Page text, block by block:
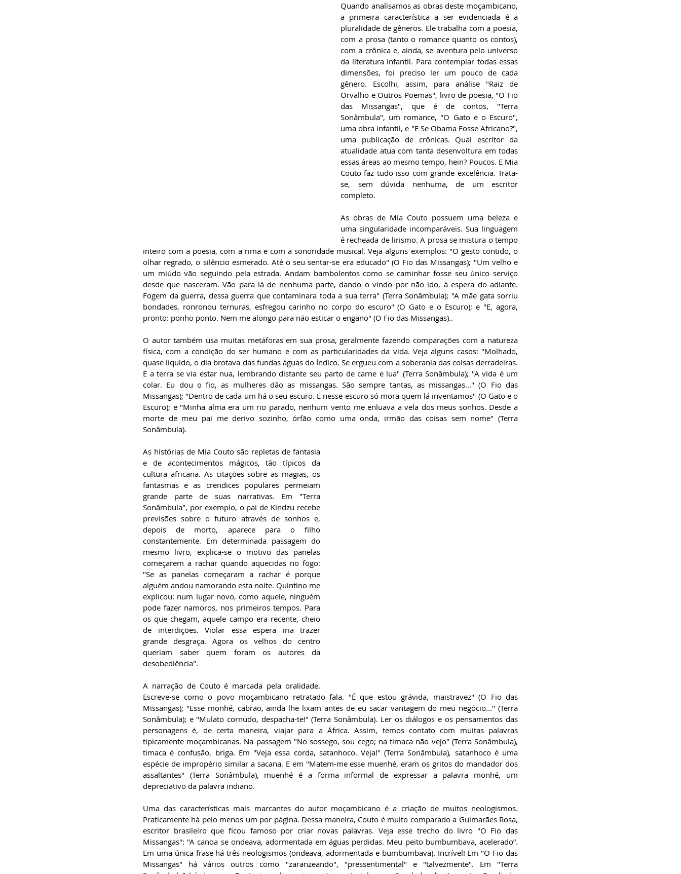
Quando analisamos as obras deste moçambicano,
a primeira característica a ser evidenciada é a
pluralidade de gêneros. Ele trabalha com a poesia,
com a prosa (tanto o romance quanto os contos),
com a crônica e, ainda, se aventura pelo universo
da literatura infantil. Para contemplar todas essas
dimensões, foi preciso ler um pouco de cada
gênero. Escolhi, assim, para análise "Raiz de
Orvalho e Outros Poemas", livro de poesia, "O Fio
das Missangas", que é de contos, "Terra
Sonâmbula", um romance, "O Gato e o Escuro",
uma obra infantil, e "E Se Obama Fosse Africano?",
uma publicação de crônicas. Qual escritor da
atualidade atua com tanta desenvoltura em todas
essas áreas ao mesmo tempo, hein? Poucos. E Mia
Couto faz tudo isso com grande excelência. Trata-
se, sem dúvida nenhuma, de um escritor
completo.
As obras de Mia Couto possuem uma beleza e
uma singularidade incomparáveis. Sua linguagem
é recheada de lirismo. A prosa se mistura o tempo
inteiro com a poesia, com a rima e com a sonoridade musical. Veja alguns exemplos: "O gesto contido, o
olhar regrado, o silêncio esmerado. Até o seu sentar-se era educado" (O Fio das Missangas); "Um velho e
um miúdo vão seguindo pela estrada. Andam bambolentos como se caminhar fosse seu único serviço
desde que nasceram. Vão para lá de nenhuma parte, dando o vindo por não ido, à espera do adiante.
Fogem da guerra, dessa guerra que contaminara toda a sua terra" (Terra Sonâmbula); "A mãe gata sorriu
bondades, ronronou ternuras, esfregou carinho no corpo do escuro" (O Gato e o Escuro); e "E, agora,
pronto: ponho ponto. Nem me alongo para não esticar o engano" (O Fio das Missangas)..
O autor também usa muitas metáforas em sua prosa, geralmente fazendo comparações com a natureza
física, com a condição do ser humano e com as particularidades da vida. Veja alguns casos: "Molhado,
quase líquido, o dia brotava das fundas águas do Índico. Se ergueu com a soberania das coisas derradeiras.
E a terra se via estar nua, lembrando distante seu parto de carne e lua" (Terra Sonâmbula); "A vida é um
colar. Eu dou o fio, as mulheres dão as missangas. São sempre tantas, as missangas..." (O Fio das
Missangas); "Dentro de cada um há o seu escuro. E nesse escuro só mora quem lá inventamos" (O Gato e o
Escuro); e "Minha alma era um rio parado, nenhum vento me enluava a vela dos meus sonhos. Desde a
morte de meu pai me derivo sozinho, órfão como uma onda, irmão das coisas sem nome" (Terra
Sonâmbula).
As histórias de Mia Couto são repletas de fantasia
e de acontecimentos mágicos, tão típicos da
cultura africana. As citações sobre as magias, os
fantasmas e as crendices populares permeiam
grande parte de suas narrativas. Em "Terra
Sonâmbula", por exemplo, o pai de Kindzu recebe
previsões sobre o futuro através de sonhos e,
depois de morto, aparece para o filho
constantemente. Em determinada passagem do
mesmo livro, explica-se o motivo das panelas
começarem a rachar quando aquecidas no fogo:
"Se as panelas começaram a rachar é porque
alguém andou namorando esta noite. Quintino me
explicou: num lugar novo, como aquele, ninguém
pode fazer namoros, nos primeiros tempos. Para
os que chegam, aquele campo era recente, cheio
de interdições. Violar essa espera iria trazer
grande desgraça. Agora os velhos do centro
queriam saber quem foram os autores da
desobediência".
A narração de Couto é marcada pela oralidade.
Escreve-se como o povo moçambicano retratado fala. "É que estou grávida, maistravez" (O Fio das
Missangas); "Esse monhé, cabrão, ainda lhe lixam antes de eu sacar vantagem do meu negócio..." (Terra
Sonâmbula); e "Mulato cornudo, despacha-te!" (Terra Sonâmbula). Ler os diálogos e os pensamentos das
personagens é, de certa maneira, viajar para a África. Assim, temos contato com muitas palavras
tipicamente moçambicanas. Na passagem "No sossego, sou cego; na timaca não vejo" (Terra Sonâmbula),
timaca é confusão, briga. Em "Veja essa corda, satanhoco. Veja!" (Terra Sonâmbula), satanhoco é uma
espécie de impropério similar a sacana. E em "Matem-me esse muenhé, eram os gritos do mandador dos
assaltantes" (Terra Sonâmbula), muenhé é a forma informal de expressar a palavra monhé, um
depreciativo da palavra indiano.
Uma das características mais marcantes do autor moçambicano é a criação de muitos neologismos.
Praticamente há pelo menos um por página. Dessa maneira, Couto é muito comparado a Guimarães Rosa,
escritor brasileiro que ficou famoso por criar novas palavras. Veja esse trecho do livro "O Fio das
Missangas": "A canoa se ondeava, adormentada em águas perdidas. Meu peito bumbumbava, acelerado”.
Em uma única frase há três neologismos (ondeava, adormentada e bumbumbava). Incrível! Em "O Fio das
Missangas" há vários outros como "zaranzeando", "pressentimental" e "talvezmente". Em "Terra